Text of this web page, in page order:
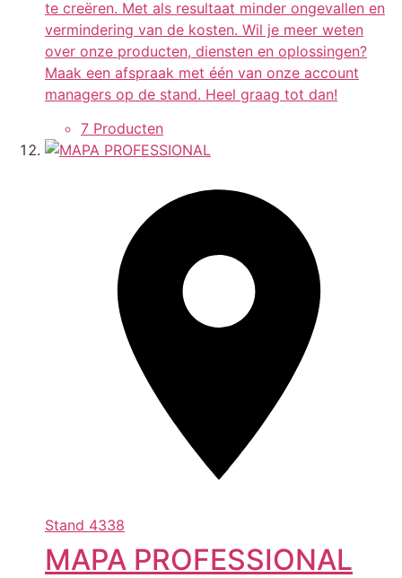
te creëren. Met als resultaat minder ongevallen en
vermindering van de kosten. Wil je meer weten
over onze producten, diensten en oplossingen?
Maak een afspraak met één van onze account
managers op de stand. Heel graag tot dan!
7 Producten
Stand 4338
MAPA PROFESSIONAL